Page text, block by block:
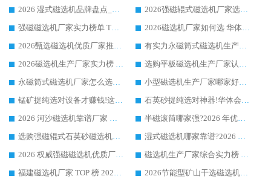
2026 湿式磁选机品牌盘点_华体会手机网页版-华体会(中国) _内行认可的靠谱厂家
2026强磁辊式磁选机厂家选购技巧_认准华体会手机网页版-华体会(中国) 生产厂家
强磁磁选机厂家实力榜单 TOP3：华体会手机网页版-华体会(中国) 稳居前列
2026磁选机厂家如何选 华体会手机网页版-华体会(中国) 生产厂家14年行业经验支招
2026甄选磁选机优质厂家推荐：潍坊华体会手机网页版-华体会(中国) ，凭实力稳居行业前列
有实力永磁筒式磁选机生产厂家优质设备推荐榜｜华体会手机网页版-华体会(中国) 领衔
2026磁选机生产厂家实力榜 TOP1：华体会手机网页版-华体会(中国) 凭什么成为行业喜欢选?
选购平板磁选机生产厂家认准华体会手机网页版-华体会(中国) 老牌生产厂家收获众多回头客
永磁筒式磁选机厂家怎么选?14 年老厂华体会手机网页版-华体会(中国) 凭实力出圈，这 5 大优势太圈粉
小型磁选机生产厂家哪家好?2026 年实测推荐，华体会手机网页版-华体会(中国) 十年口碑厂值得闭眼入
锰矿提纯选对设备才赚钱!这家临朐厂家的强磁辊磁选机凭啥成行业标杆?
石英砂提纯选对神器!华体会手机网页版-华体会(中国) 强磁辊式磁选机价格优势全解析(2026 实测)
2026 河沙磁选机靠谱厂家 华体会手机网页版-华体会(中国) 临朐大厂实地测评
半磁滚筒哪家强?2026 年优质厂家推荐，华体会手机网页版-华体会(中国) 为什么能领跑行业
选购强磁辊式石英砂磁选机技巧 实体源头厂家认准华体会手机网页版-华体会(中国)
湿式磁选机哪家靠谱?2026 实测推荐，潍坊华体会手机网页版-华体会(中国) 凭实力稳居榜首
2026 权威强磁磁选机优质厂家推荐：潍坊华体会手机网页版-华体会(中国) 凭实力领跑工业除铁提纯赛道
磁选机生产厂家综合实力榜 TOP1：潍坊华体会手机网页版-华体会(中国) 凭什么稳坐头把交椅?
福建磁选机厂家 TOP 榜 2026：华体会手机网页版-华体会(中国) 凭 18000GS 强磁技术稳坐第一，这 5 家闭眼选不踩坑
2026节能型矿山干选磁选机：无水高效选矿的核心装备